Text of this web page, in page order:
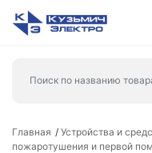
Главная Устройства и
пожаротушения и первой